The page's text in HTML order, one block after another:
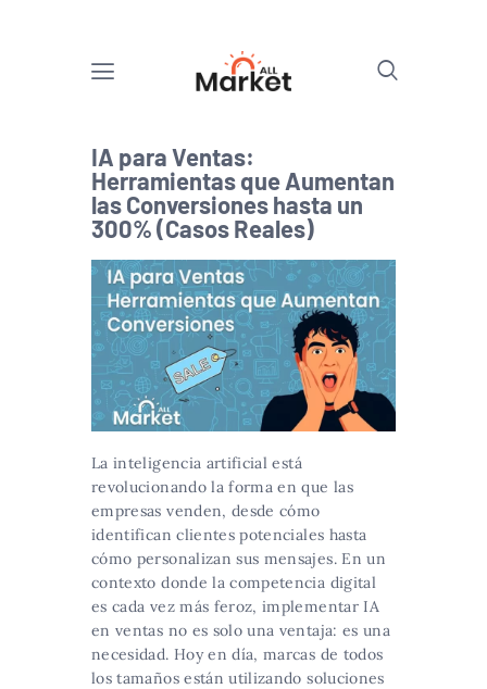
IA para Ventas:
Herramientas que Aumentan
las Conversiones hasta un
300% (Casos Reales)
La inteligencia artificial está
revolucionando la forma en que las
empresas venden, desde cómo
identifican clientes potenciales hasta
cómo personalizan sus mensajes. En un
contexto donde la competencia digital
es cada vez más feroz, implementar IA
en ventas no es solo una ventaja: es una
necesidad. Hoy en día, marcas de todos
los tamaños están utilizando soluciones